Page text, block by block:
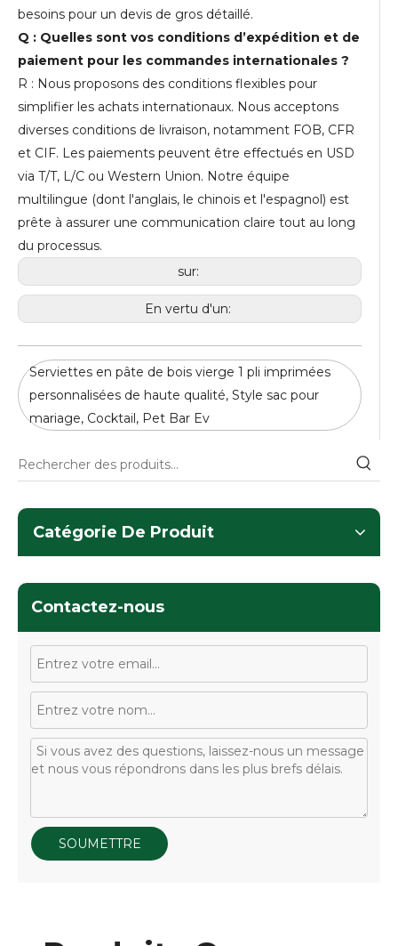
besoins pour un devis de gros détaillé.
Q : Quelles sont vos conditions d’expédition et de
paiement pour les commandes internationales ?
R : Nous proposons des conditions flexibles pour
simplifier les achats internationaux. Nous acceptons
diverses conditions de livraison, notamment FOB, CFR
et CIF. Les paiements peuvent être effectués en USD
via T/T, L/C ou Western Union. Notre équipe
multilingue (dont l'anglais, le chinois et l'espagnol) est
prête à assurer une communication claire tout au long
du processus.
sur:
En vertu d'un:
Serviettes en pâte de bois vierge 1 pli imprimées
personnalisées de haute qualité, Style sac pour
mariage, Cocktail, Pet Bar Ev
Catégorie De Produit
Contactez-nous
SOUMETTRE